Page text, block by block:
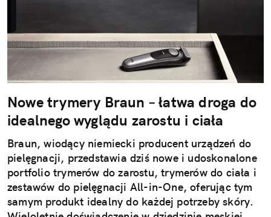
Nowe trymery Braun – łatwa droga do
idealnego wyglądu zarostu i ciała
Braun, wiodący niemiecki producent urządzeń do
pielęgnacji, przedstawia dziś nowe i udoskonalone
portfolio trymerów do zarostu, trymerów do ciała i
zestawów do pielęgnacji All-in-One, oferując tym
samym produkt idealny do każdej potrzeby skóry.